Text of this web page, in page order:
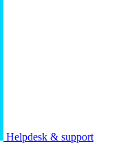
Helpdesk & support